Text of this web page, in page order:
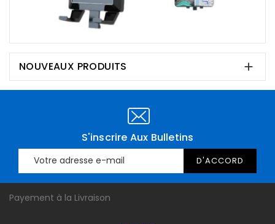
NOUVEAUX PRODUITS 
S'inscrire Aux Bulletins
Payement à la Livraison